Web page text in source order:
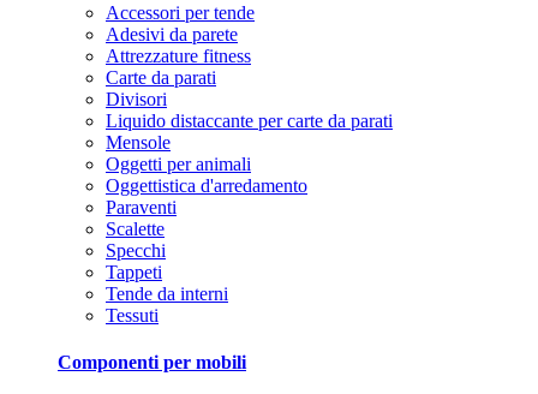
Accessori per tende
Adesivi da parete
Attrezzature fitness
Carte da parati
Divisori
Liquido distaccante per carte da parati
Mensole
Oggetti per animali
Oggettistica d'arredamento
Paraventi
Scalette
Specchi
Tappeti
Tende da interni
Tessuti
Componenti per mobili